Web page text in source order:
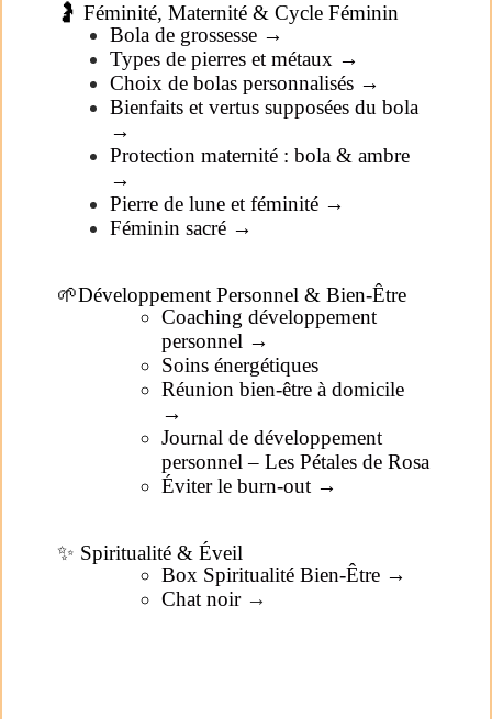
🤰 Féminité, Maternité & Cycle Féminin
Bola de grossesse →
Types de pierres et métaux →
Choix de bolas personnalisés →
Bienfaits et vertus supposées du bola
→
Protection maternité : bola & ambre
→
Pierre de lune et féminité →
Féminin sacré →
🌱Développement Personnel & Bien-Être
Coaching développement
personnel →
Soins énergétiques
Réunion bien-être à domicile
→
Journal de développement
personnel – Les Pétales de Rosa
Éviter le burn-out →
✨ Spiritualité & Éveil
Box Spiritualité Bien-Être →
Chat noir→